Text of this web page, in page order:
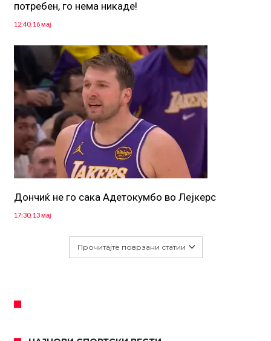
потребен, го нема никаде!
12:40, 16 мај
Дончиќ не го сака Адетокумбо во Лејкерс
17:30, 13 мај
Прочитајте поврзани статии